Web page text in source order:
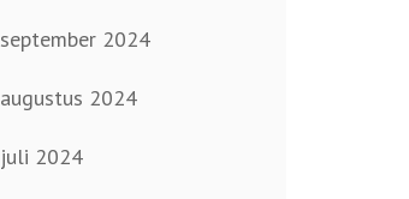
september 2024
augustus 2024
juli 2024